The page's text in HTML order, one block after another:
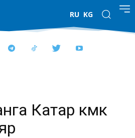
RU KG
Катар көмөк